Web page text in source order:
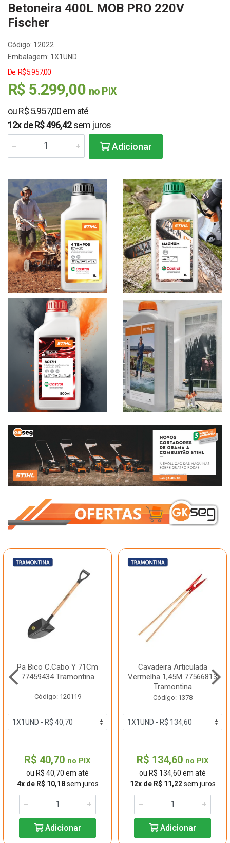
Betoneira 400L MOB PRO 220V
Fischer
Código: 12022
Embalagem: 1X1UND
De: R$ 5.957,00
R$ 5.299,00 no PIX
ou R$ 5.957,00 em até
12x de R$ 496,42sem juros
Adicionar
Pa Bico C.Cabo Y 71Cm
77459434 Tramontina
Código: 120119
R$ 40,70 no PIX
ou R$ 40,70 em até
4x de R$ 10,18sem juros
Adicionar
Cavadeira Articulada
Vermelha 1,45M 77566813
Tramontina
Código: 1378
R$ 134,60 no PIX
ou R$ 134,60 em até
12x de R$ 11,22sem juros
Adicionar